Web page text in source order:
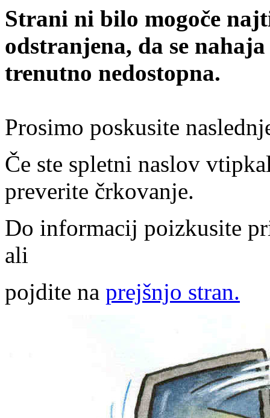
Strani ni bilo mogoče
odstranjena, da se
trenutno nedostopna.
Prosimo poskusite
Če ste spletni naslov
preverite črkovanje.
Do informacij poizkusite
ali
pojdite na prejšnjo stran.